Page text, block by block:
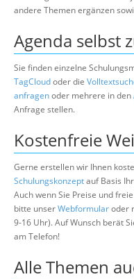
andere Themen ergänzen
Agenda selbst
Sie finden einzelne
TagCloudoder die
anfragenoder mehrere in den
Anfrage stellen.
Kostenfreie
Gerne erstellen wir Ihnen
Schulungskonzeptauf Basis
Auch wenn Sie Preise und
bitte unserWebformularoder
9-16 Uhr). Auf Wunsch berät
am Telefon!
Alle Themen